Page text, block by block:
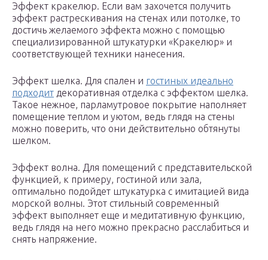
Эффект кракелюр. Если вам захочется получить
эффект растрескивания на стенах или потолке, то
достичь желаемого эффекта можно с помощью
специализированной штукатурки «Кракелюр» и
соответствующей техники нанесения.
Эффект шелка. Для спален и гостиных идеально
подходит декоративная отделка с эффектом шелка.
Такое нежное, парламутровое покрытие наполняет
помещение теплом и уютом, ведь глядя на стены
можно поверить, что они действительно обтянуты
шелком.
Эффект волна. Для помещений с представительской
функцией, к примеру, гостиной или зала,
оптимально подойдет штукатурка с имитацией вида
морской волны. Этот стильный современный
эффект выполняет еще и медитативную функцию,
ведь глядя на него можно прекрасно расслабиться и
снять напряжение.